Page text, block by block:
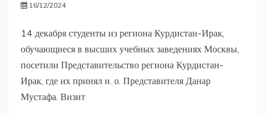
16/12/2024
14 декабря студенты из региона Курдистан-Ирак,
обучающиеся в высших учебных заведениях Москвы,
посетили Представительство региона Курдистан-
Ирак, где их принял и. о. Представителя Данар
Мустафа. Визит